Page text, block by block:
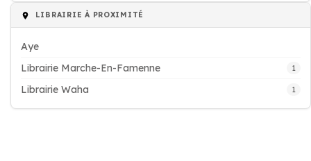
LIBRAIRIE À PROXIMITÉ
Aye
Librairie Marche-En-Famenne
1
Librairie Waha 1